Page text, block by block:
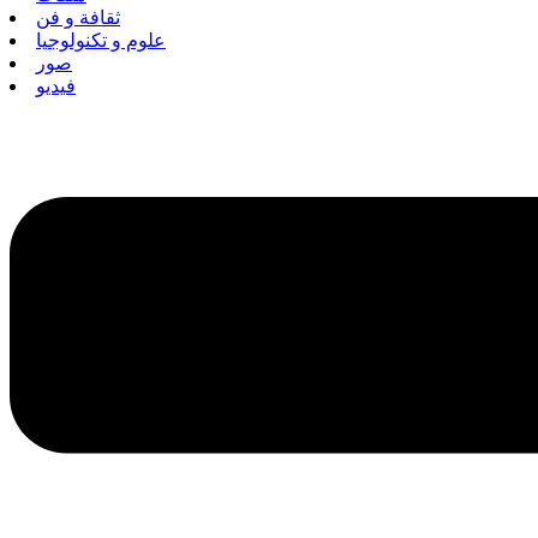
ثقافة و فن
علوم و تكنولوجيا
صور
فيديو